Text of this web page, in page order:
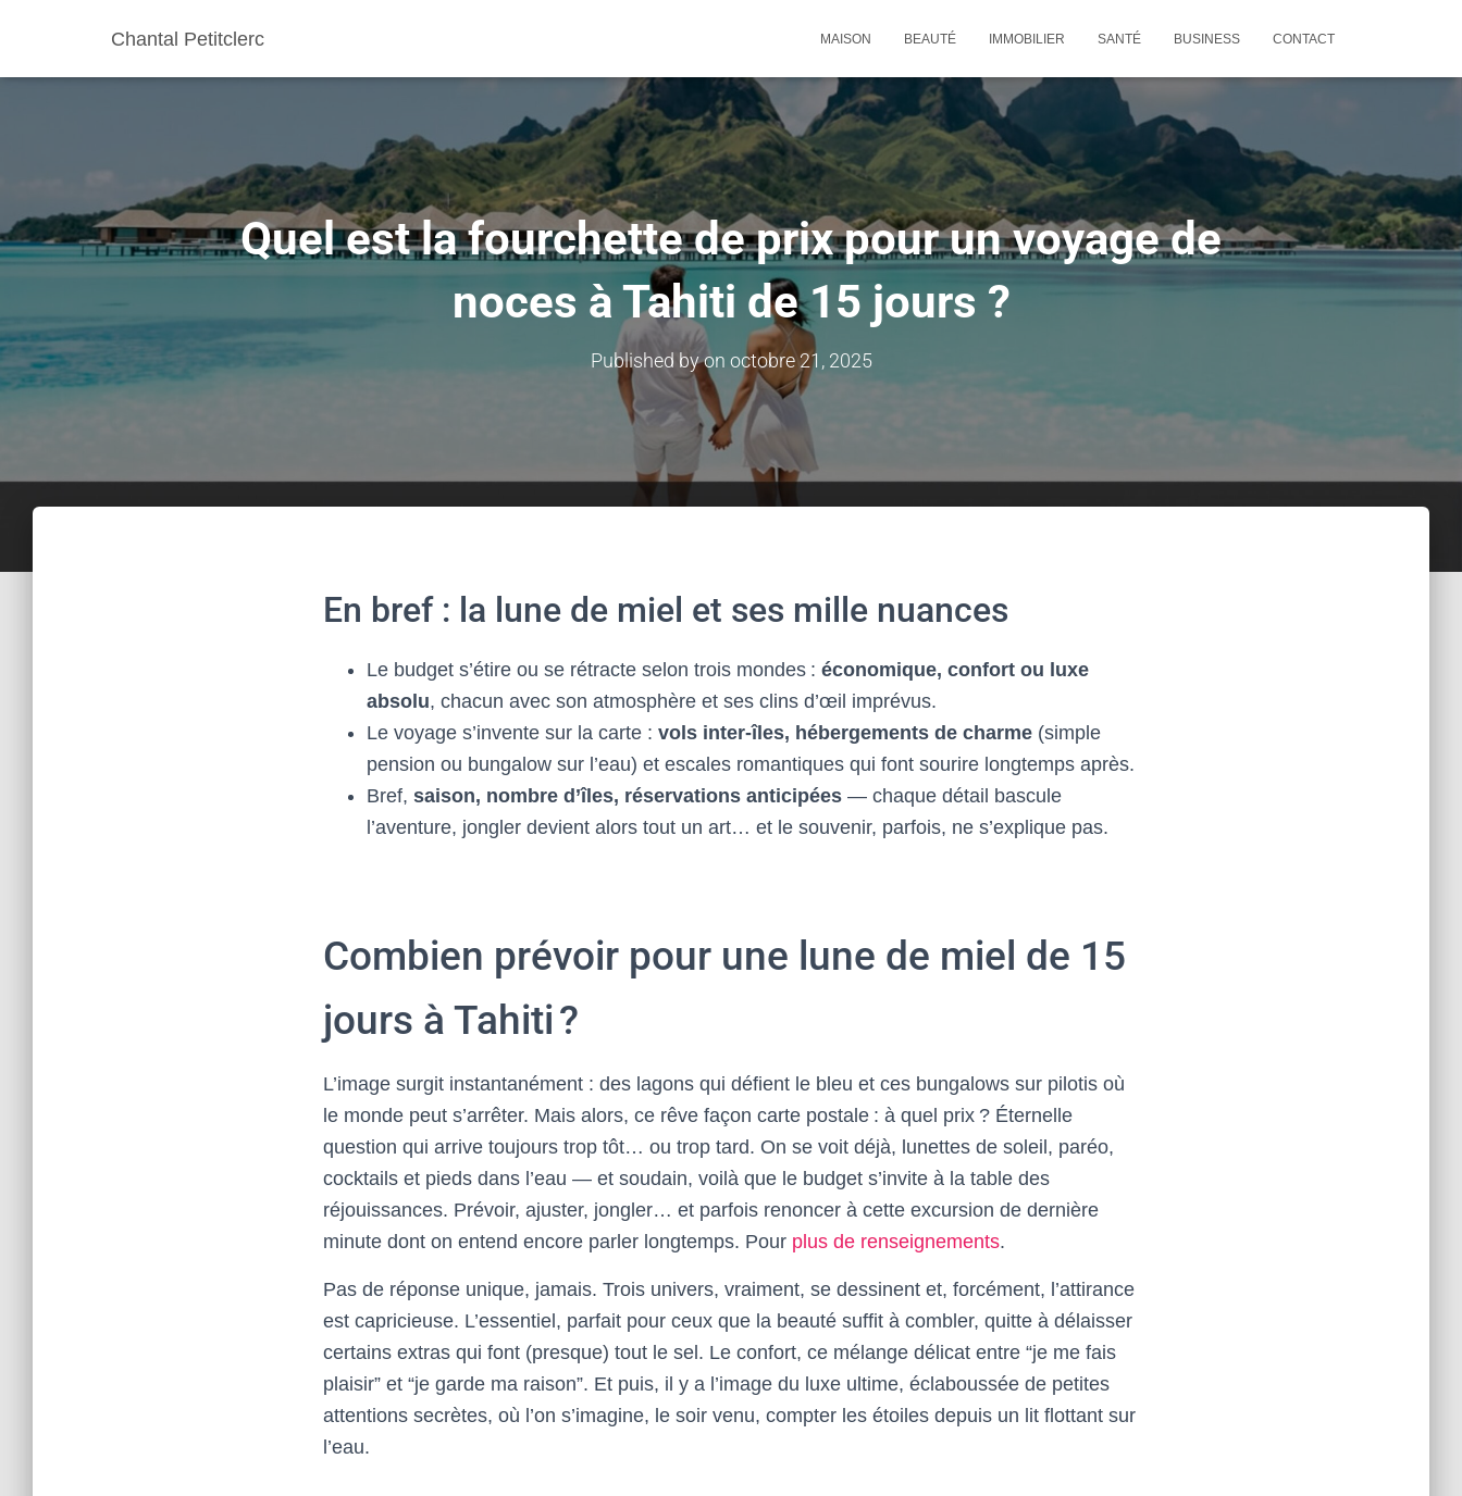
Chantal Petitclerc MAISON BEAUTÉ IMMOBILIER SANTÉ BUSINESS CONTACT
Quel est la fourchette de prix pour un voyage de
noces à Tahiti de 15 jours​ ?
Published byon octobre 21, 2025
En bref : la lune de miel et ses mille nuances
Le budget s’étire ou se rétracte selon trois mondes : économique, confort ou luxe
absolu, chacun avec son atmosphère et ses clins d’œil imprévus.
Le voyage s’invente sur la carte : vols inter-îles, hébergements de charme (simple
pension ou bungalow sur l’eau) et escales romantiques qui font sourire longtemps après.
Bref, saison, nombre d’îles, réservations anticipées — chaque détail bascule
l’aventure, jongler devient alors tout un art… et le souvenir, parfois, ne s’explique pas.
Combien prévoir pour une lune de miel de 15
jours à Tahiti ?
L’image surgit instantanément : des lagons qui défient le bleu et ces bungalows sur pilotis où
le monde peut s’arrêter. Mais alors, ce rêve façon carte postale : à quel prix ? Éternelle
question qui arrive toujours trop tôt… ou trop tard. On se voit déjà, lunettes de soleil, paréo,
cocktails et pieds dans l’eau — et soudain, voilà que le budget s’invite à la table des
réjouissances. Prévoir, ajuster, jongler… et parfois renoncer à cette excursion de dernière
minute dont on entend encore parler longtemps. Pour plus de renseignements.
Pas de réponse unique, jamais. Trois univers, vraiment, se dessinent et, forcément, l’attirance
est capricieuse. L’essentiel, parfait pour ceux que la beauté suffit à combler, quitte à délaisser
certains extras qui font (presque) tout le sel. Le confort, ce mélange délicat entre “je me fais
plaisir” et “je garde ma raison”. Et puis, il y a l’image du luxe ultime, éclaboussée de petites
attentions secrètes, où l’on s’imagine, le soir venu, compter les étoiles depuis un lit flottant sur
l’eau.